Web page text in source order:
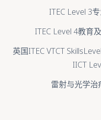
ITEC Level 3
ITEC Level 4教育
英国ITEC VTCT
IICT
雷射与光学治